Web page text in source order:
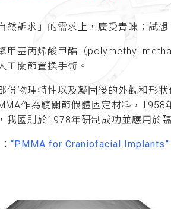
然訴求」的需求上，廣受青睞；試
甲基丙烯酸甲酯（polymethyl
工關節置換手術。
份物理特性以及凝固後的外觀和形
作為髖關節假體固定材料，
我國則於1978年研制成功並應用於臨
“PMMA for Craniofacial Implants”